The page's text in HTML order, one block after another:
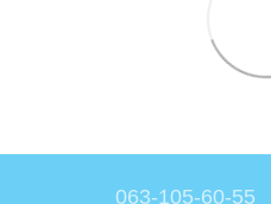
063-105-60-55